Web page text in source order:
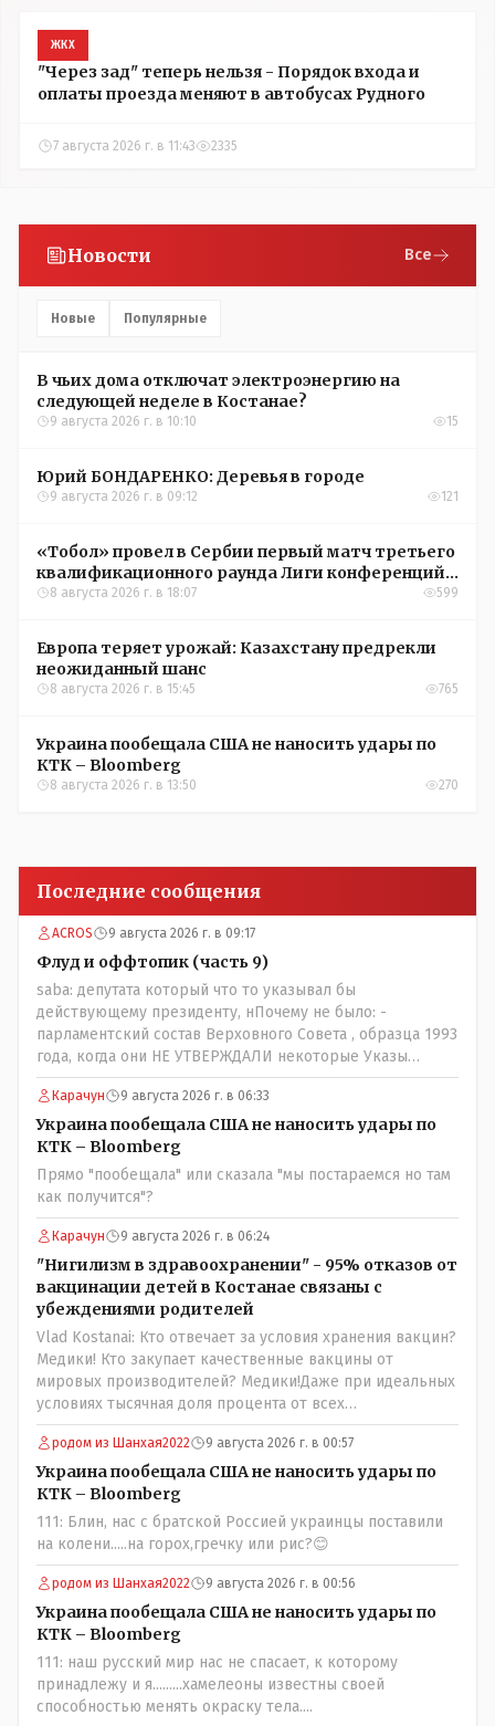
ЖКХ
"Через зад" теперь нельзя - Порядок входа и
оплаты проезда меняют в автобусах Рудного
7 августа 2026 г. в 11:43 2335
Новости Все
Новые Популярные
В чьих дома отключат электроэнергию на
следующей неделе в Костанае?
9 августа 2026 г. в 10:10 15
Юрий БОНДАРЕНКО: Деревья в городе
9 августа 2026 г. в 09:12 121
«Тобол» провел в Сербии первый матч третьего
квалификационного раунда Лиги конференций
УЕФА
8 августа 2026 г. в 18:07 599
Европа теряет урожай: Казахстану предрекли
неожиданный шанс
8 августа 2026 г. в 15:45 765
Украина пообещала США не наносить удары по
КТК – Bloomberg
8 августа 2026 г. в 13:50 270
Последние сообщения
ACROS 9 августа 2026 г. в 09:17
Флуд и оффтопик (часть 9)
saba: депутата который что то указывал бы
действующему президенту, нПочему не было: -
парламентский состав Верховного Совета , образца 1993
года, когда они НЕ УТВЕРЖДАЛИ некоторые Указы
Назарбаева, особенно в части выборов и перевыборов и
некоторых вопросах внутренней политики, и тогда
Назарбай волевым Указом РАСПУСТИЛ этот бунтарский
состав. Имя - Серикболсын Абдильдин вам знакомо -
юывший секретарь ЦК КП Казахстана , впоследствии -
депутат Верховного Совета и Мажлиса и Председатель
партии коммунстов- он в то время и после и причём
НЕОДНОКРАТНО, указывал и многократно на недостатки
Назарбая и предлагал ему самому ДОБРОВОЛЬНО уйти с
поста Президента.
Карачун 9 августа 2026 г. в 06:33
Украина пообещала США не наносить удары по
КТК – Bloomberg
Прямо "пообещала" или сказала "мы постараемся но там
как получится"?
Карачун 9 августа 2026 г. в 06:24
"Нигилизм в здравоохранении" - 95% отказов от
вакцинации детей в Костанае связаны с
убеждениями родителей
Vlad Kostanai: Кто отвечает за условия хранения вакцин?
Медики! Кто закупает качественные вакцины от
мировых производителей? Медики!Даже при идеальных
условиях тысячная доля процента от всех
вакцинированных может иметь плохие последствия от
прививки. Бумага нужна как защита от дол.....бов не
дружащих с школьными курсами предметов, в
частности биологии и математики. Vlad Kostanai: Поэтому
люди и отказываются и я в том числе своих не
прививал.Лично я вам и тем другим людям благодарен.
Добровольные действия направленные на сокращение
частотности появления в популяции соответствующих
комбинаций генов заслуживают благодарности. Мы и
без того основательно загубили нормальный
естественный отбор.
родом из Шанхая2022 9 августа 2026 г. в 00:57
Украина пообещала США не наносить удары по
КТК – Bloomberg
111: Блин, нас с братской Россией украинцы поставили
на колени.....на горох,гречку или рис?😊
родом из Шанхая2022 9 августа 2026 г. в 00:56
Украина пообещала США не наносить удары по
КТК – Bloomberg
111: наш русский мир нас не спасает, к которому
принадлежу и я.........хамелеоны известны своей
способностью менять окраску тела....